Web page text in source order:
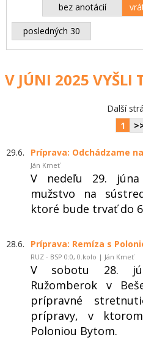
bez anotácií
posledných 30
V JÚNI 2025 VYŠLI
Další
1
29.6. Príprava: Odchádzame
Ján Kmeť
V nedeľu 29.
mužstvo na
ktoré bude trvať do
28.6. Príprava: Remíza s
RUZ - BSP 0:0, 0.kolo | Ján Kmeť
V sobotu 28.
Ružomberok v
prípravné
prípravy, v
Poloniou Bytom.